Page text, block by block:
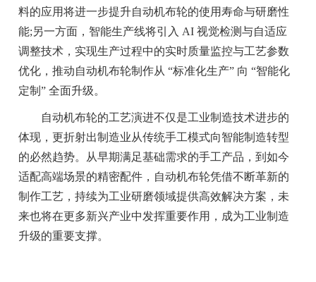
料的应用将进一步提升自动机布轮的使用寿命与研磨性
能;另一方面，智能生产线将引入 AI 视觉检测与自适应
调整技术，实现生产过程中的实时质量监控与工艺参数
优化，推动自动机布轮制作从 “标准化生产” 向 “智能化
定制” 全面升级。
自动机布轮的工艺演进不仅是工业制造技术进步的
体现，更折射出制造业从传统手工模式向智能制造转型
的必然趋势。从早期满足基础需求的手工产品，到如今
适配高端场景的精密配件，自动机布轮凭借不断革新的
制作工艺，持续为工业研磨领域提供高效解决方案，未
来也将在更多新兴产业中发挥重要作用，成为工业制造
升级的重要支撑。